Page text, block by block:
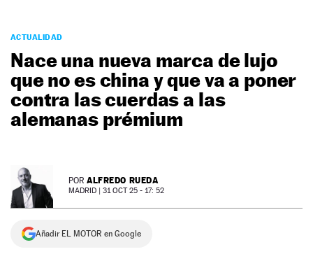
PODCAST
MOTOS
TECNOLOGÍA
SUPERCOCHES
MOTORTV
NEWSLETTER
ACTUALIDAD
Nace una nueva marca de lujo
que no es china y que va a poner
contra las cuerdas a las
alemanas prémium
POR ALFREDO RUEDA
MADRID | 31 OCT 25 - 17: 52
Añadir EL MOTOR en Google